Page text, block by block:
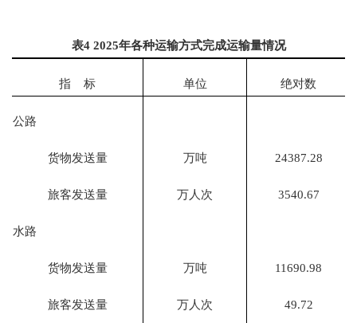
表4 2025年各种运输方式完成运输量情况
指 标 单位 绝对数
公路
货物发送量 万吨 24387.28
旅客发送量 万人次 3540.67
水路
货物发送量 万吨 11690.98
旅客发送量 万人次 49.72